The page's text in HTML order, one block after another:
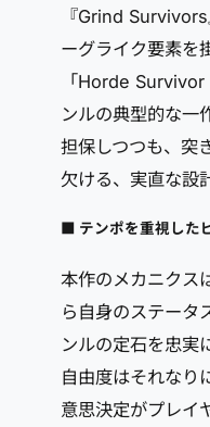
『Grind
ーグライク要素を
「Horde Survivor
ンルの典型的な一
担保しつつも、突
欠ける、実直な設
■ テンポを重視した
本作のメカニクス
ら自身のステータ
ンルの定石を忠実
自由度はそれなり
意思決定がプレイ